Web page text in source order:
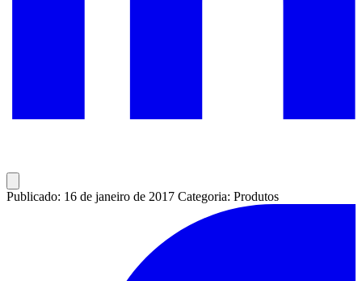
Publicado: 16 de janeiro de 2017 Categoria: Produtos